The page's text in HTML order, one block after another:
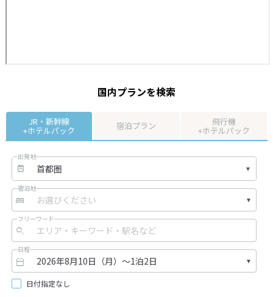
国内プランを検索
JR・新幹線
+ホテルパック 宿泊プラン 飛行機
+ホテルパック
出発地
宿泊地
フリーワード
日程
日付指定なし